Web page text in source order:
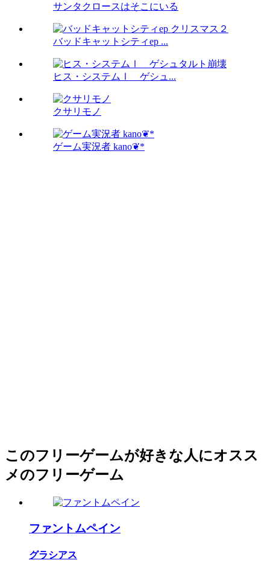
サンタクロースはそこにいる
バッドキャットシティep ...
ヒス・システムⅠ ゲシュ...
クサリモノ
ゲーム実況者 kano❦*
このフリーゲームが好きな人にオスス
メのフリーゲーム
ファントムペイン
グラシアス